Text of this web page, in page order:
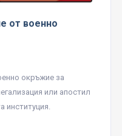
от военно
окръжие за
или апостил
институция.